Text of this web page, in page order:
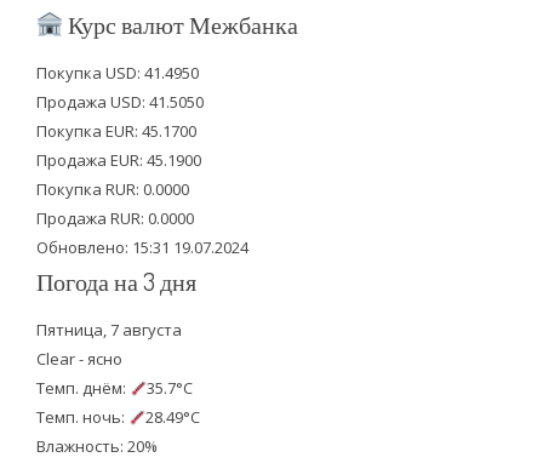
i
t
e
r
c
b
o
o
k
u
u
b
e
Курс валют Межбанка
Покупка USD: 41.4950
Продажа USD: 41.5050
Покупка EUR: 45.1700
Продажа EUR: 45.1900
Покупка RUR: 0.0000
Продажа RUR: 0.0000
Обновлено: 15:31 19.07.2024
Погода на 3 дня
Пятница, 7 августа
Clear - ясно
Темп. днём:
35.7°C
Темп. ночь:
28.49°C
Влажность: 20%